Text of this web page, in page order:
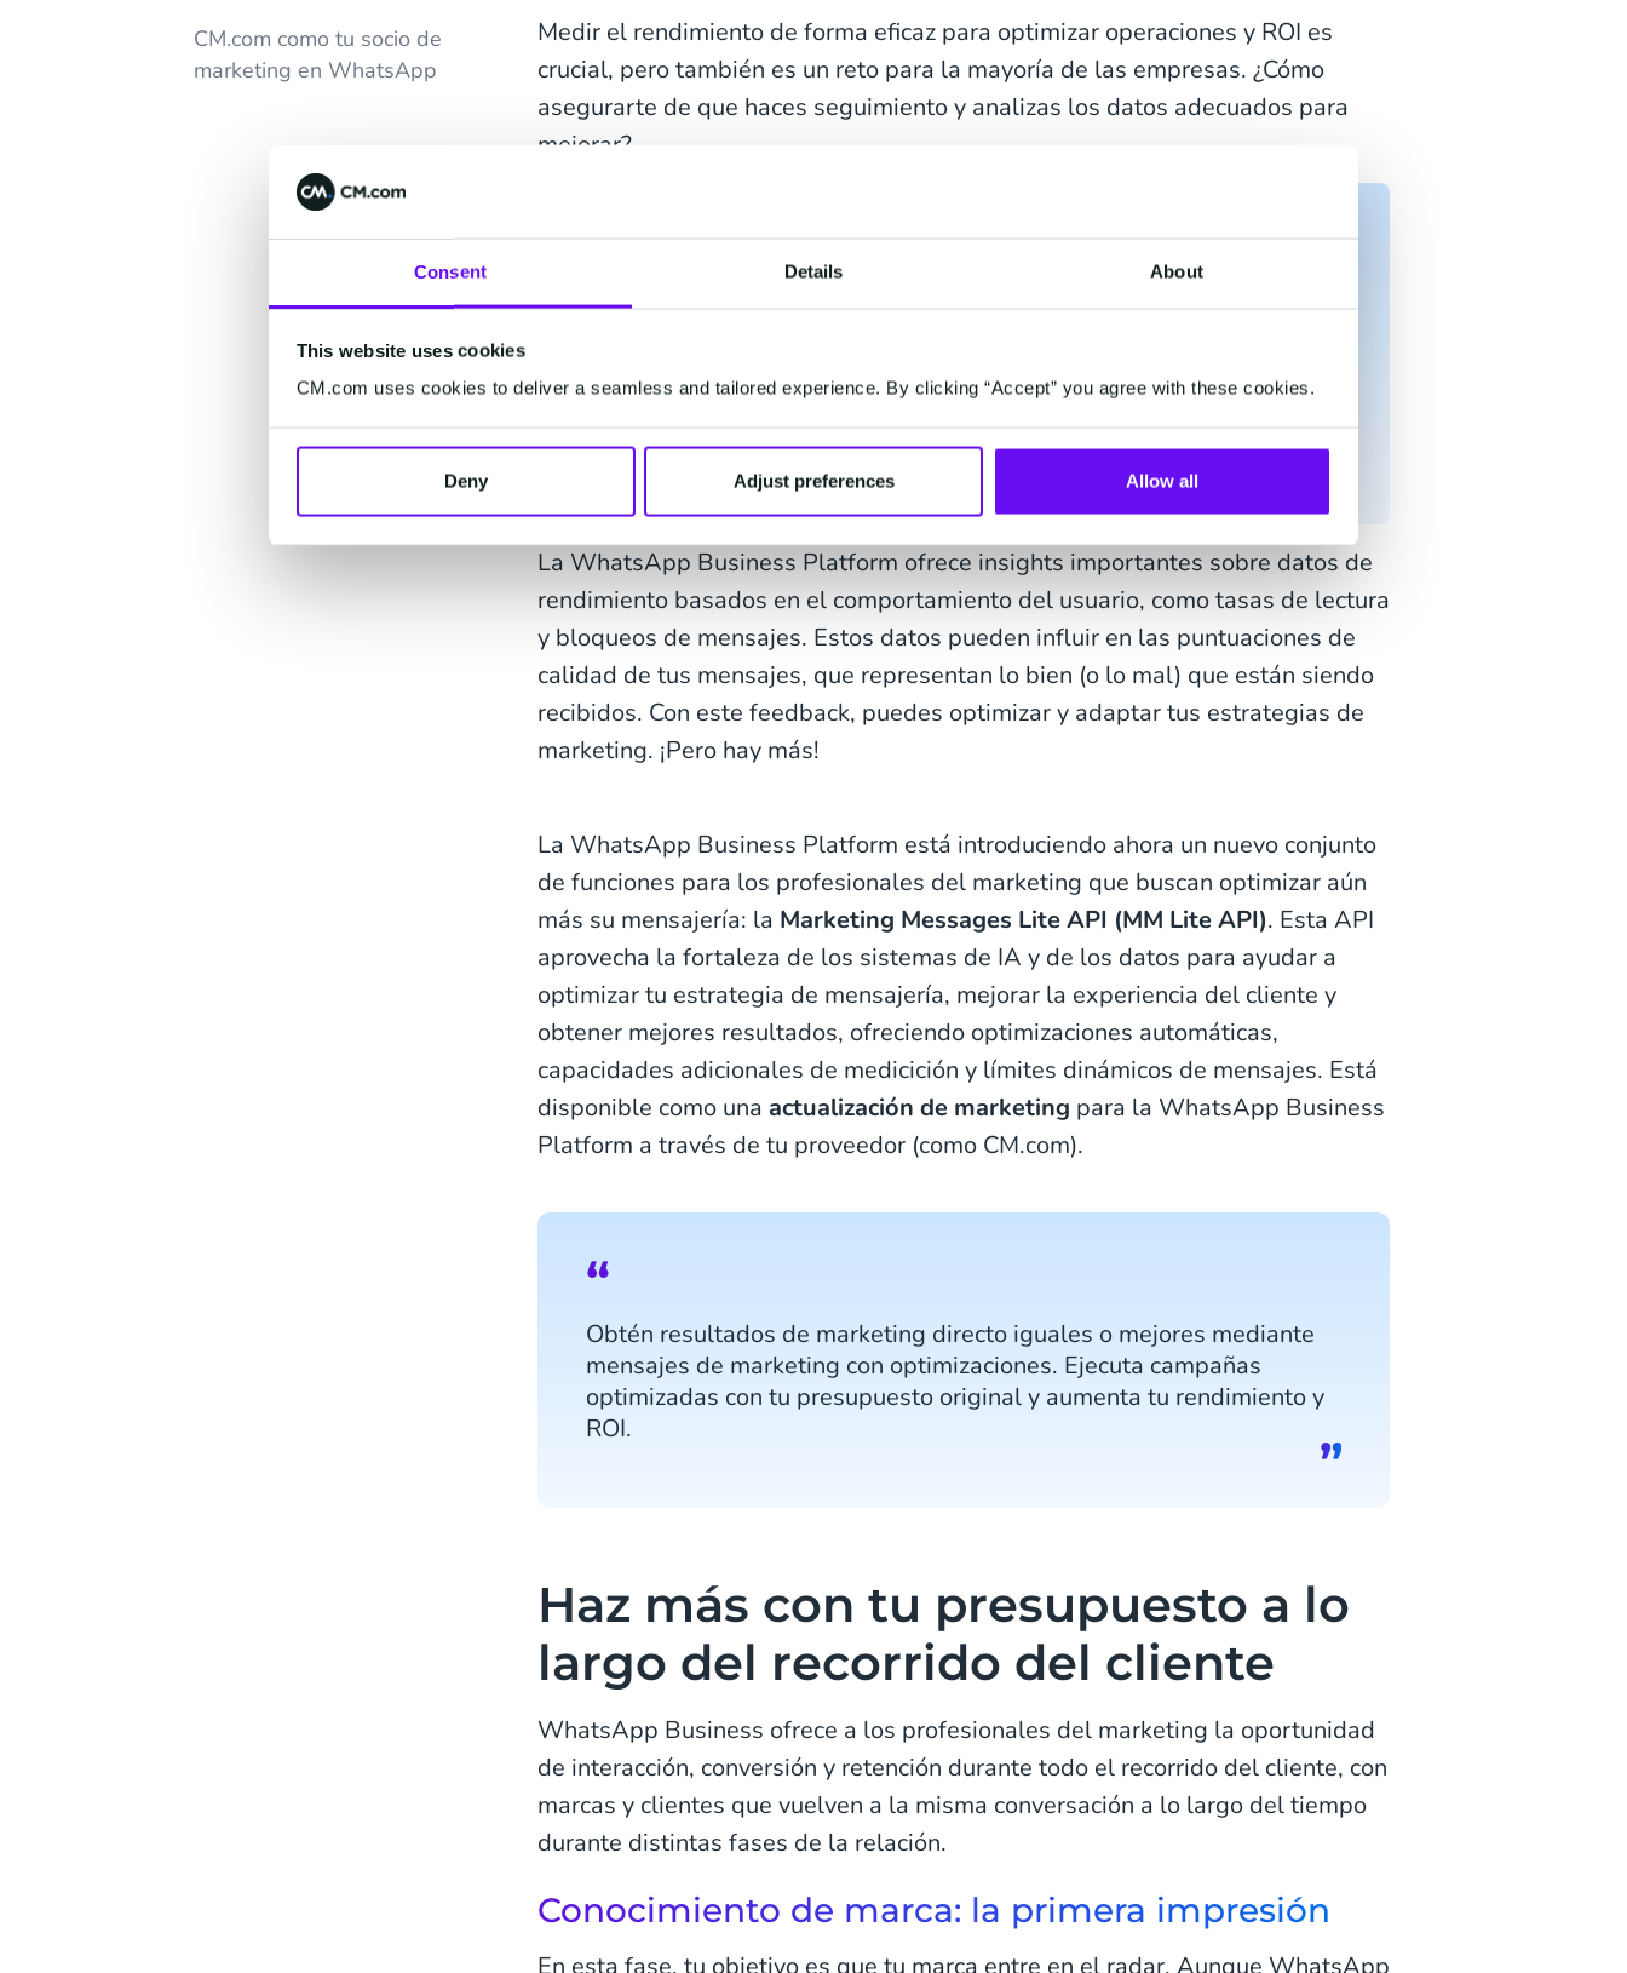
Consent Details About
This website uses cookies
CM.com uses cookies to deliver a seamless and tailored experience. By clicking “Accept” you agree with these cookies.
Deny Adjust preferences Allow all
CM.com como tu socio de
marketing en WhatsApp
Medir el rendimiento de forma eficaz para optimizar operaciones y ROI es
crucial, pero también es un reto para la mayoría de las empresas. ¿Cómo
asegurarte de que haces seguimiento y analizas los datos adecuados para
mejorar?
En la encuesta Business Messaging 2024 de Forrester, el 86% de
los encuestados afirmó que su organización tiene dificultades para
actuales de seguimiento y medición de métricas. Aparte de la gran
entre plataformas.
La WhatsApp Business Platform ofrece insights importantes sobre datos de
rendimiento basados en el comportamiento del usuario, como tasas de lectura
y bloqueos de mensajes. Estos datos pueden influir en las puntuaciones de
calidad de tus mensajes, que representan lo bien (o lo mal) que están siendo
recibidos. Con este feedback, puedes optimizar y adaptar tus estrategias de
marketing. ¡Pero hay más!
La WhatsApp Business Platform está introduciendo ahora un nuevo conjunto
de funciones para los profesionales del marketing que buscan optimizar aún
más su mensajería: la Marketing Messages Lite API (MM Lite API). Esta API
aprovecha la fortaleza de los sistemas de IA y de los datos para ayudar a
optimizar tu estrategia de mensajería, mejorar la experiencia del cliente y
obtener mejores resultados, ofreciendo optimizaciones automáticas,
capacidades adicionales de medicición y límites dinámicos de mensajes. Está
disponible como una actualización de marketing para la WhatsApp Business
Platform a través de tu proveedor (como CM.com).
Obtén resultados de marketing directo iguales o mejores mediante
mensajes de marketing con optimizaciones. Ejecuta campañas
optimizadas con tu presupuesto original y aumenta tu rendimiento y
ROI.
Haz más con tu presupuesto a lo
largo del recorrido del cliente
WhatsApp Business ofrece a los profesionales del marketing la oportunidad
de interacción, conversión y retención durante todo el recorrido del cliente, con
marcas y clientes que vuelven a la misma conversación a lo largo del tiempo
durante distintas fases de la relación.
Conocimiento de marca: la primera impresión
En esta fase, tu objetivo es que tu marca entre en el radar. Aunque WhatsApp